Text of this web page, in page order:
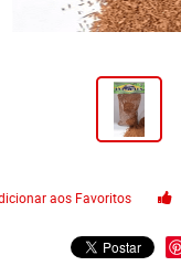
aos Favoritos